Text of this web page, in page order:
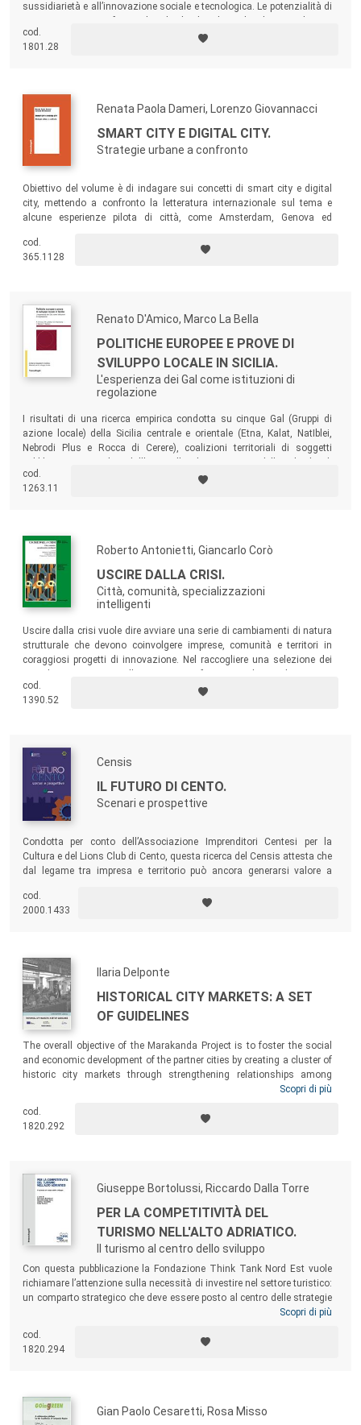
sussidiarietà e all’innovazione sociale e tecnologica. Le potenzialità di
per sostenere i livelli di occupazione femminile, i tassi di natalità, il
benessere delle famiglie, ma nel contempo anche la produttività
cod.
1801.28
Renata Paola Dameri, Lorenzo Giovannacci
SMART CITY E DIGITAL CITY.
Strategie urbane a confronto
Obiettivo del volume è di indagare sui concetti di smart city e digital
city, mettendo a confronto la letteratura internazionale sul tema e
alcune esperienze pilota di città, come Amsterdam, Genova ed
cod.
365.1128
Renato D'Amico, Marco La Bella
POLITICHE EUROPEE E PROVE DI
SVILUPPO LOCALE IN SICILIA.
L'esperienza dei Gal come istituzioni di
regolazione
I risultati di una ricerca empirica condotta su cinque Gal (Gruppi di
azione locale) della Sicilia centrale e orientale (Etna, Kalat, NatIblei,
Nebrodi Plus e Rocca di Cerere), coalizioni territoriali di soggetti
«sviluppo rurale».
cod.
1263.11
Roberto Antonietti, Giancarlo Corò
USCIRE DALLA CRISI.
Città, comunità, specializzazioni
intelligenti
Uscire dalla crisi vuole dire avviare una serie di cambiamenti di natura
strutturale che devono coinvolgere imprese, comunità e territori in
coraggiosi progetti di innovazione. Nel raccogliere una selezione dei
Regionali, questo volume propone un percorso di analisi sulla
strategia smart specialization e sul ruolo economico dei territori nei
cod.
1390.52
Censis
IL FUTURO DI CENTO.
Scenari e prospettive
Condotta per conto dell’Associazione Imprenditori Centesi per la
Cultura e del Lions Club di Cento, questa ricerca del Censis attesta che
dal legame tra impresa e territorio può ancora generarsi valore a
cod.
2000.1433
Ilaria Delponte
HISTORICAL CITY MARKETS: A SET
OF GUIDELINES
The overall objective of the Marakanda Project is to foster the social
and economic development of the partner cities by creating a cluster of
historic city markets through strengthening relationships among
them, improving governance and synergies among public institutions,
and artistic handicraft productions. The present publication was
finalized for disseminating the scientific results of the work was done
Scopri di più
cod.
1820.292
Giuseppe Bortolussi, Riccardo Dalla Torre
PER LA COMPETITIVITÀ DEL
TURISMO NELL'ALTO ADRIATICO.
Il turismo al centro dello sviluppo
Con questa pubblicazione la Fondazione Think Tank Nord Est vuole
richiamare l’attenzione sulla necessità di investire nel settore turistico:
un comparto strategico che deve essere posto al centro delle strategie
di sviluppo dei prossimi anni. Per far sì che l’Alto Adriatico rimanga
attività turistiche, in quanto volano di crescita per tutte le altre attività
economiche e quindi per tutto il territorio del Nord Est.
Scopri di più
cod.
1820.294
Gian Paolo Cesaretti, Rosa Misso